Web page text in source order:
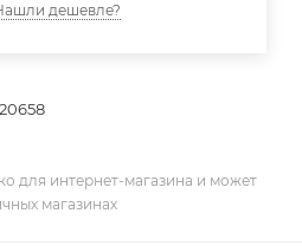
дешевле?
для интернет-магазина и может
магазинах